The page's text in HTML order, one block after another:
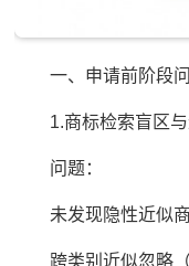
一、申请前阶段
1.商标检索盲区与
问题：
未发现隐性近似商
跨类别近似忽略（